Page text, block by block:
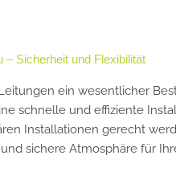
– Sicherheit und Flexibilität
ein wesentlicher
schnelle und effiziente
Installationen gerecht
sichere Atmosphäre für